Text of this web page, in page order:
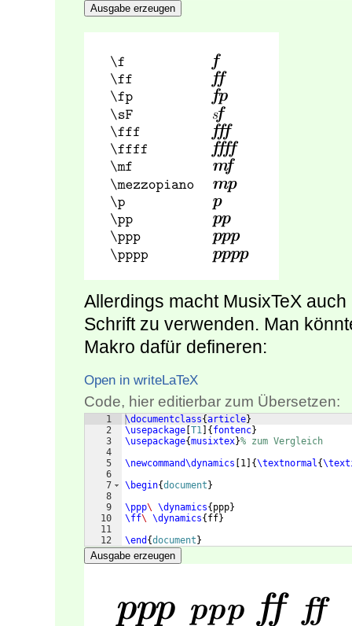
Ausgabe erzeugen
Allerdings macht MusixTeX
Schrift zu verwenden. Man
Makro dafür defineren:
Open in writeLaTeX
Code, hier editierbar zum Übersetzen:
1
2
3
4
5
6
7
8
9
10
11
12
\documentclass{article}
\usepackage T1 { fontenc}
\usepackage{musixtex}% zum Vergleich
\newcommand\dynamics
1 {\textnormal{
\begin{document }
\ppp\ \dynamics{ ppp}
\ff\ \dynamics{ ff}
\end {document }
Ausgabe erzeugen